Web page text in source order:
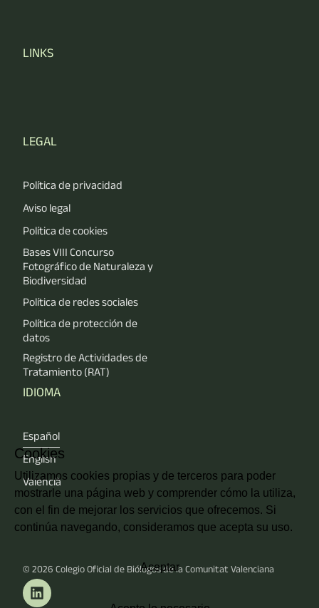
LINKS
LEGAL
Política de privacidad
Aviso legal
Política de cookies
Bases VIII Concurso
Fotográfico de Naturaleza y
Biodiversidad
Política de redes sociales
Política de protección de
datos
Registro de Actividades de
Tratamiento (RAT)
IDIOMA
Español
English
Valencià
© 2026 Colegio Oficial de Biólogos de la Comunitat Valenciana
Cookies
Utilizamos cookies propias y de terceros para poder
mostrarle una página web y comprender cómo la utiliza,
con el fin de mejorar los servicios que ofrecemos. Si
continúa navegando, consideramos que acepta su uso.
Aceptar